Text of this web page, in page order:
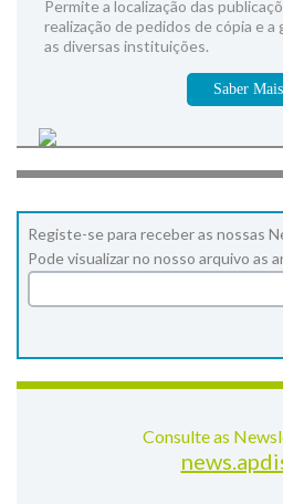
Permite a localização das
realização de pedidos de cópia e
as diversas instituições.
Saber Mais
Registe-se para receber as nossas
Pode visualizar no nosso arquivo as
Consulte as